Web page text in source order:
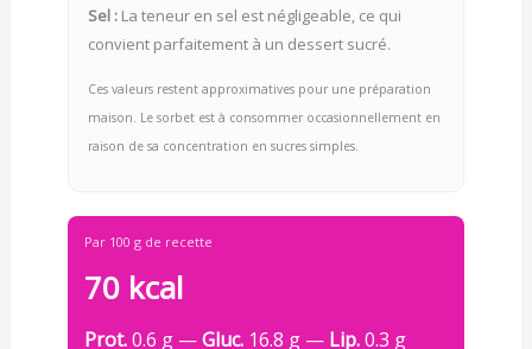
Sel :La teneur en sel est négligeable, ce qui
convient parfaitement à un dessert sucré.
Ces valeurs restent approximatives pour une préparation
maison. Le sorbet est à consommer occasionnellement en
raison de sa concentration en sucres simples.
Par 100 g de recette
70 kcal
Prot.0.6 g —Gluc.16.8 g — Lip.0.3 g